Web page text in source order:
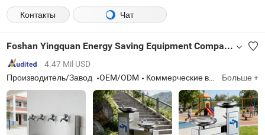
Контакты
Чат
Foshan Yingquan Energy Saving Equipment Company Limited
4.47 Mil USD
Производитель/Завод
OEM/ODM Коммерческие водные диспенсеры, настольные диспенсеры горячей и холодной воды, водные диспенсеры для барной стойки, уличные общественные водные фонтаны, кипятильники, кофемашины, диспенсеры для бутилированной воды Больше +